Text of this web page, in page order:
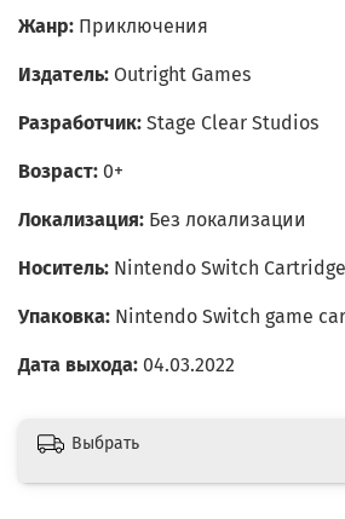
Жанр: Приключения
Издатель: Outright Games
Разработчик: Stage Clear Studios
Возраст: 0+
Локализация: Без локализации
Носитель: Nintendo Switch Cartridge
Упаковка: Nintendo Switch game
Дата выхода: 04.03.2022
Выбрать